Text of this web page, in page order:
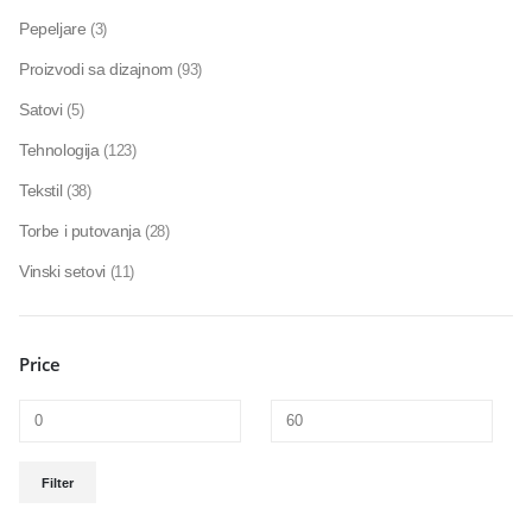
Pepeljare (3)
Proizvodi sa dizajnom (93)
Satovi (5)
Tehnologija (123)
Tekstil (38)
Torbe i putovanja (28)
Vinski setovi (11)
Price
Filter